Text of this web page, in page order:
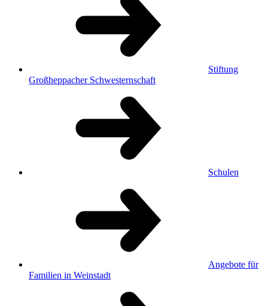
Stiftung
Großheppacher Schwesternschaft
Schulen
Angebote für
Familien in Weinstadt